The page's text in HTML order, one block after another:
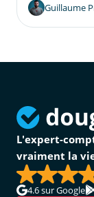
Guillaume
L'expert-
vraiment la
4.6sur Google